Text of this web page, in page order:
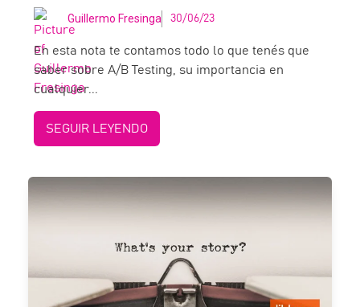
Guillermo Fresinga 30/06/23
En esta nota te contamos todo lo que tenés que
saber sobre A/B Testing, su importancia en
cualquier...
SEGUIR LEYENDO